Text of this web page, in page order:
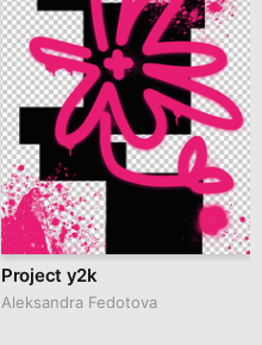
Project y2k
Aleksandra Fedotova